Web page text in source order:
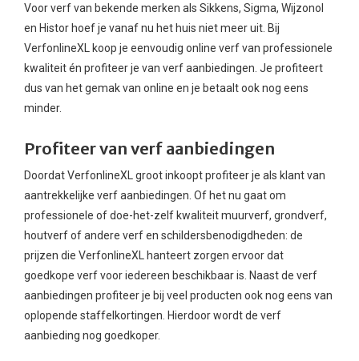
Voor verf van bekende merken als Sikkens, Sigma, Wijzonol
en Histor hoef je vanaf nu het huis niet meer uit. Bij
VerfonlineXL koop je eenvoudig online verf van professionele
kwaliteit én profiteer je van verf aanbiedingen. Je profiteert
dus van het gemak van online en je betaalt ook nog eens
minder.
Profiteer van verf aanbiedingen
Doordat VerfonlineXL groot inkoopt profiteer je als klant van
aantrekkelijke verf aanbiedingen. Of het nu gaat om
professionele of doe-het-zelf kwaliteit muurverf, grondverf,
houtverf of andere verf en schildersbenodigdheden: de
prijzen die VerfonlineXL hanteert zorgen ervoor dat
goedkope verf voor iedereen beschikbaar is. Naast de verf
aanbiedingen profiteer je bij veel producten ook nog eens van
oplopende staffelkortingen. Hierdoor wordt de verf
aanbieding nog goedkoper.